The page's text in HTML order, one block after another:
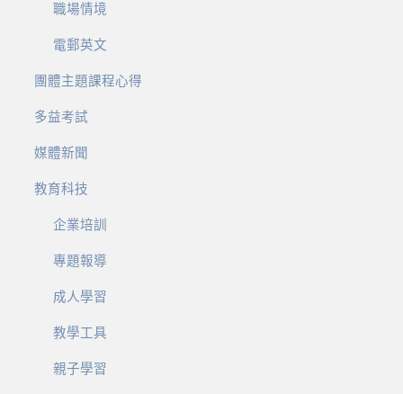
職場情境
電郵英文
團體主題課程心得
多益考試
媒體新聞
教育科技
企業培訓
專題報導
成人學習
教學工具
親子學習